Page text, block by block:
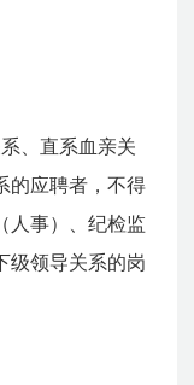
、直系血亲关
的应聘者，不得
人事）、纪检监
级领导关系的岗